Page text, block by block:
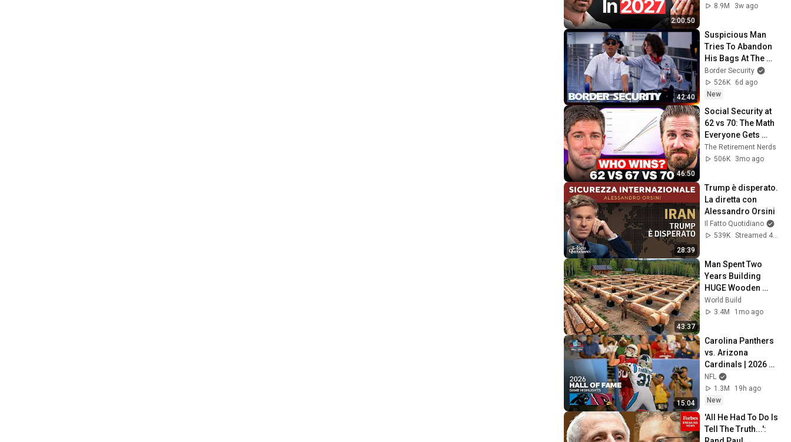
2:00:50
Coming!
8.9M
3w ago
42:40
Suspicious Man
Tries To Abandon
His Bags At The
Border | DOUBLE
EPISODE | Border
Security Australia
Border Security
526K
6d ago
New
46:50
Social Security at
62 vs 70: The Math
Everyone Gets
Wrong
The Retirement Nerds
506K
3mo ago
28:39
Trump è disperato.
La diretta con
Alessandro Orsini
Il Fatto Quotidiano
539K
Streamed 4mo ago
43:37
Man Spent Two
Years Building
HUGE Wooden
House for his
Family | Start to
World Build
3.4M
1mo ago
15:04
Carolina Panthers
vs. Arizona
Cardinals | 2026
Hall of Fame Game
Highlights
NFL
1.3M
19h ago
New
'All He Had To Do Is
Tell The Truth...':